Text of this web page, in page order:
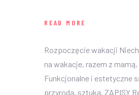
READ MORE
Rozpoczęcie wakacji
na wakacje, razem z
Funkcjonalne i estetyczne
przyrodą, sztuką. ZAPISY